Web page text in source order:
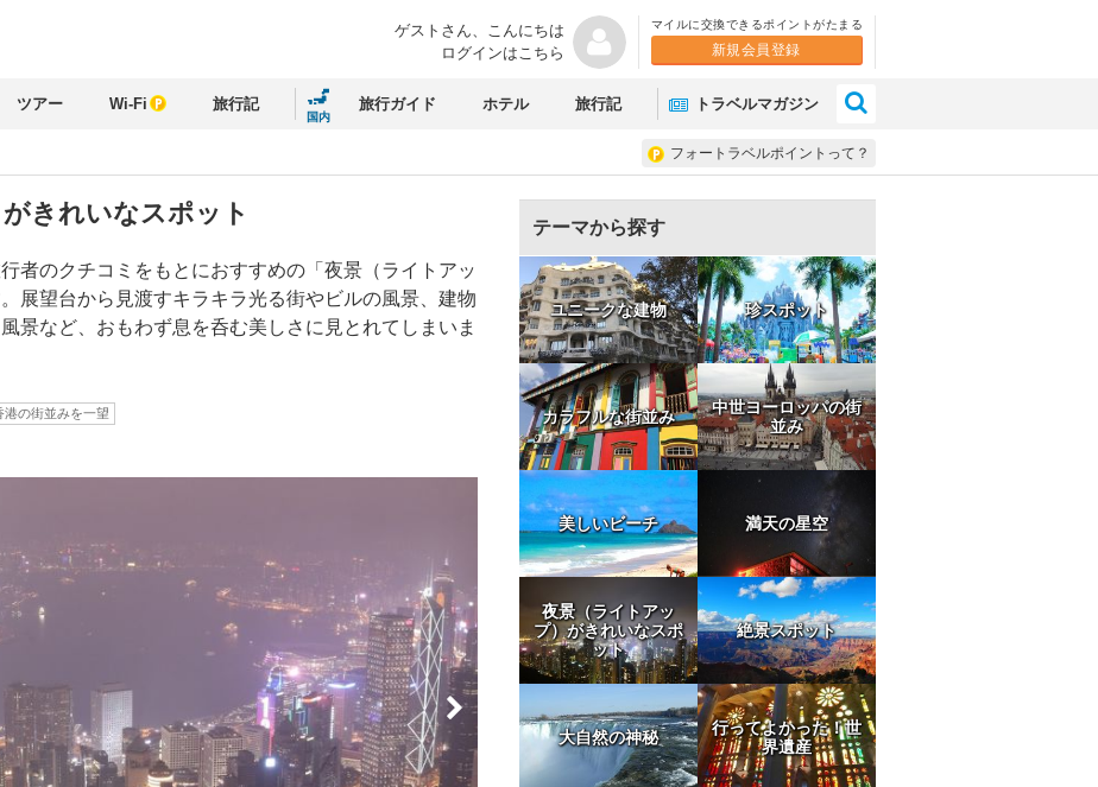
ゲストさん、 こんにちは
ログインはこちら
マイルに交換できるポイントがたまる
新規会員登録
ツアー Wi-Fi 旅行記
国内
旅行ガイド ホテル 旅行記 トラベルマガジン
フォートラベルポイントって？
きれいなスポット
者のクチコミをもとにおすすめの「夜景（ライトアッ
展望台から見渡すキラキラ光る街やビルの風景、建物
景など、おもわず息を呑む美しさに見とれてしまいま
港の街並みを一望
テーマから探す
ユニークな建物 珍スポット
カラフルな街並み
中世ヨーロッパの街
並み
美しいビーチ 満天の星空
夜景（ライトアッ
プ）がきれいなスポ
ット
絶景スポット
大自然の神秘
行ってよかった！世
界遺産